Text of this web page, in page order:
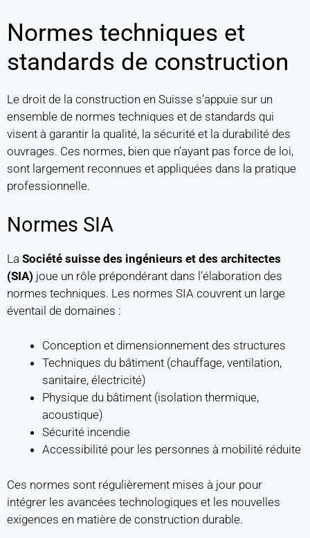
Normes techniques et
standards de construction
Le droit de la construction en Suisse s’appuie sur un
ensemble de normes techniques et de standards qui
visent à garantir la qualité, la sécurité et la durabilité des
ouvrages. Ces normes, bien que n’ayant pas force de loi,
sont largement reconnues et appliquées dans la pratique
professionnelle.
Normes SIA
La Société suisse des ingénieurs et des architectes
(SIA) joue un rôle prépondérant dans l’élaboration des
normes techniques. Les normes SIA couvrent un large
éventail de domaines :
Conception et dimensionnement des structures
Techniques du bâtiment (chauffage, ventilation,
sanitaire, électricité)
Physique du bâtiment (isolation thermique,
acoustique)
Sécurité incendie
Accessibilité pour les personnes à mobilité réduite
Ces normes sont régulièrement mises à jour pour
intégrer les avancées technologiques et les nouvelles
exigences en matière de construction durable.